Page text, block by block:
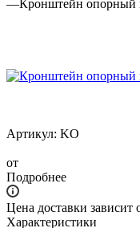
—Кронштейн
Артикул: KO
от
Подробнее
Цена доставки зависит
Характеристики